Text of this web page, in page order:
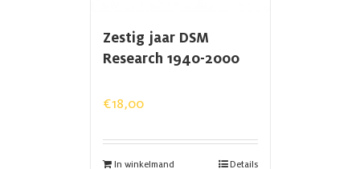
Zestig jaar DSM
Research 1940-2000
€18,00
In winkelmand Details